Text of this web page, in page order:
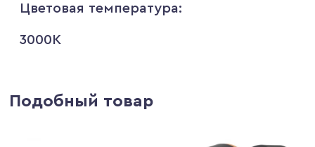
Цветовая температура:
3000K
Подобный товар